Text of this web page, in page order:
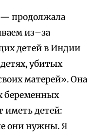
продолжала
из–за
детей в Индии
убитых
матерей». Она
беременных
иметь детей:
они нужны. Я